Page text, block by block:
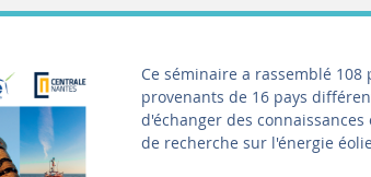
Ce séminaire a rassemblé
provenants de 16 pays
d'échanger des
de recherche sur l'énergie